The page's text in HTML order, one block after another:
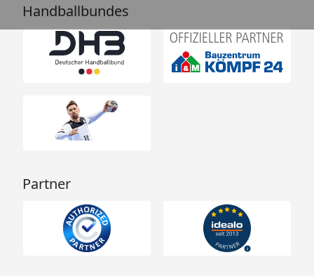
Handballbundes
Partner